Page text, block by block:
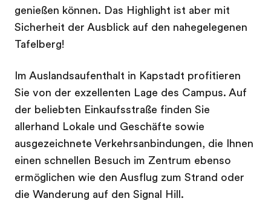
genießen können. Das Highlight ist aber mit
Sicherheit der Ausblick auf den nahegelegenen
Tafelberg!
Im Auslandsaufenthalt in Kapstadt profitieren
Sie von der exzellenten Lage des Campus. Auf
der beliebten Einkaufsstraße finden Sie
allerhand Lokale und Geschäfte sowie
ausgezeichnete Verkehrsanbindungen, die Ihnen
einen schnellen Besuch im Zentrum ebenso
ermöglichen wie den Ausflug zum Strand oder
die Wanderung auf den Signal Hill.